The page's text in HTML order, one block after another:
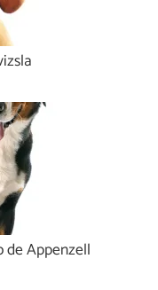
de Appenzell